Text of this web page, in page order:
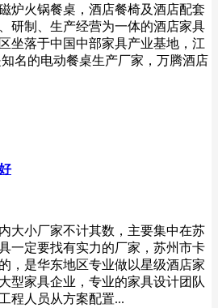
炉火锅餐桌，酒店餐椅及酒店配套
研制、生产经营为一体的酒店家具
坐落于中国中部家具产业基地，江
名的电动餐桌生产厂家，万腾酒店
大小厂家不计其数，主要集中在苏
一定要找有实力的厂家，苏州市卡
，是华东地区专业做以星级酒店家
型家具企业，专业的家具设计团队
程人员从方案配置...